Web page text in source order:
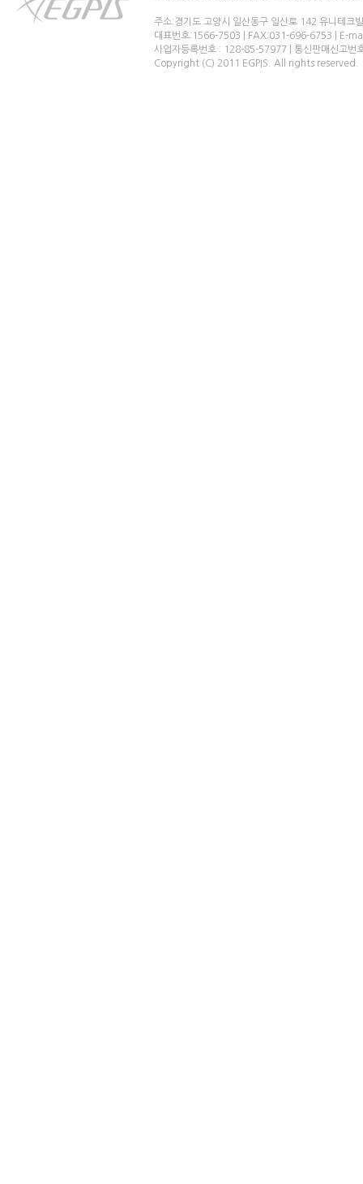
주소:경기도 고양시 일산동구 일산로 142 유니테크
대표번호:1566-7503 | FAX:031-696-6753 | E-
사업자등록번호 : 128-85-57977 | 통신판매신고번
Copyright (C) 2011 EGPIS. All rights reserved.